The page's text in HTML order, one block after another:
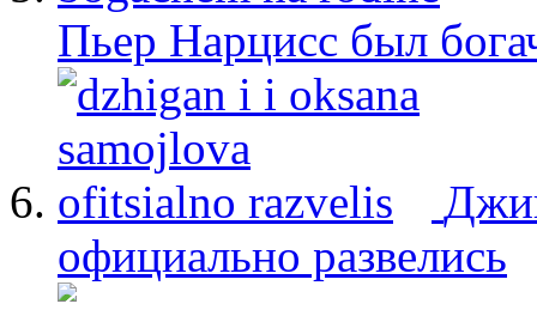
Пьер Нарцисс был
официально развелись